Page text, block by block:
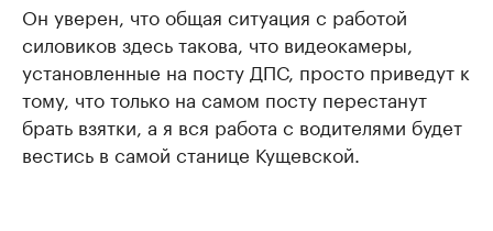
Он уверен, что общая ситуация с работой
силовиков здесь такова, что видеокамеры,
установленные на посту ДПС, просто приведут к
тому, что только на самом посту перестанут
брать взятки, а я вся работа с водителями будет
вестись в самой станице Кущевской.